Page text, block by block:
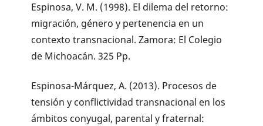
Espinosa, V. M. (1998). El dilema del retorno:
migración, género y pertenencia en un
contexto transnacional. Zamora: El Colegio
de Michoacán. 325 Pp.
Espinosa-Márquez, A. (2013). Procesos de
tensión y conflictividad transnacional en los
ámbitos conyugal, parental y fraternal: